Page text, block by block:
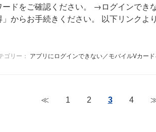
ドをご確認ください。 →ログインでき
からお手続きください。 以下リンク
ゴリー： アプリにログインできない／モバイルVカー
≪ 1 2 3 4